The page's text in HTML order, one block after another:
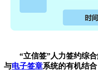
“立信签”人力签约综
与电子签章系统的有机结